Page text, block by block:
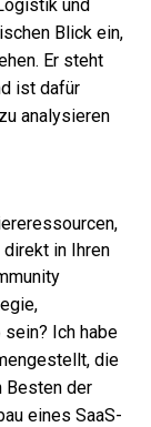
und
Blick ein,
Er steht
ist dafür
analysieren
in Ihren
Ich habe
die
Besten der
eines SaaS-